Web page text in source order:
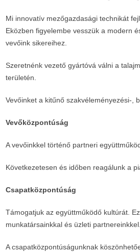
Mi innovatív mezőgazdasági technikát
Eközben figyelembe vesszük a modern
vevőink sikereihez.
Szeretnénk vezető gyártóvá válni a
területén.
Vevőinket a kitűnő szakvéleményezési-,
Vevőközpontúság
A vevőinkkel történő partneri
Következetesen és időben reagálunk a
Csapatközpontúság
Támogatjuk az együttműködő kultúrát.
munkatársainkkal és üzleti partnereinkkel.
A csapatközpontúságunknak